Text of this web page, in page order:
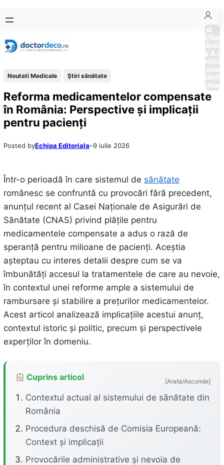
conținut
content
Boli si
Afectiuni
Sănătate
de la A
Noutati Medicale Ştiri sănătate
Reforma medicamentelor compensate
în România: Perspective și implicații
pentru pacienți
Posted byEchipa Editoriala–9 iulie 2026
Într-o perioadă în care sistemul de sănătate
românesc se confruntă cu provocări fără precedent,
anunțul recent al Casei Naționale de Asigurări de
Sănătate (CNAS) privind plățile pentru
medicamentele compensate a adus o rază de
speranță pentru milioane de pacienți. Aceștia
așteptau cu interes detalii despre cum se va
îmbunătăți accesul la tratamentele de care au nevoie,
în contextul unei reforme ample a sistemului de
rambursare și stabilire a prețurilor medicamentelor.
Acest articol analizează implicațiile acestui anunț,
contextul istoric și politic, precum și perspectivele
experților în domeniu.
Cuprins articol [Arata/Ascunde]
Contextul actual al sistemului de sănătate din
România
Procedura deschisă de Comisia Europeană:
Context și implicații
Provocările administrative și nevoia de